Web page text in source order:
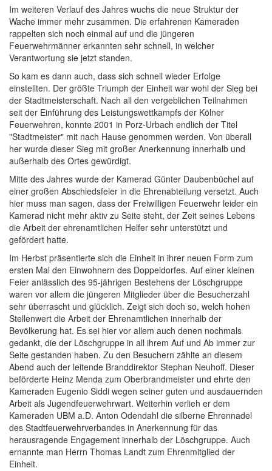
Im weiteren Verlauf des Jahres wuchs die neue Struktur der
Wache immer mehr zusammen. Die erfahrenen Kameraden
rappelten sich noch einmal auf und die jüngeren
Feuerwehrmänner erkannten sehr schnell, in welcher
Verantwortung sie jetzt standen.
So kam es dann auch, dass sich schnell wieder Erfolge
einstellten. Der größte Triumph der Einheit war wohl der Sieg bei
der Stadtmeisterschaft. Nach all den vergeblichen Teilnahmen
seit der Einführung des Leistungswettkampfs der Kölner
Feuerwehren, konnte 2001 in Porz-Urbach endlich der Titel
"Stadtmeister" mit nach Hause genommen werden. Von überall
her wurde dieser Sieg mit großer Anerkennung innerhalb und
außerhalb des Ortes gewürdigt.
Mitte des Jahres wurde der Kamerad Günter Daubenbüchel auf
einer großen Abschiedsfeier in die Ehrenabteilung versetzt. Auch
hier muss man sagen, dass der Freiwilligen Feuerwehr leider ein
Kamerad nicht mehr aktiv zu Seite steht, der Zeit seines Lebens
die Arbeit der ehrenamtlichen Helfer sehr unterstützt und
gefördert hatte.
Im Herbst präsentierte sich die Einheit in ihrer neuen Form zum
ersten Mal den Einwohnern des Doppeldorfes. Auf einer kleinen
Feier anlässlich des 95-jährigen Bestehens der Löschgruppe
waren vor allem die jüngeren Mitglieder über die Besucherzahl
sehr überrascht und glücklich. Zeigt sich doch so, welch hohen
Stellenwert die Arbeit der Ehrenamtlichen innerhalb der
Bevölkerung hat. Es sei hier vor allem auch denen nochmals
gedankt, die der Löschgruppe in all ihrem Auf und Ab immer zur
Seite gestanden haben. Zu den Besuchern zählte an diesem
Abend auch der leitende Branddirektor Stephan Neuhoff. Dieser
beförderte Heinz Menda zum Oberbrandmeister und ehrte den
Kameraden Eugenio Siddi wegen seiner guten und ausdauernden
Arbeit als Jugendfeuerwehrwart. Weiterhin verlieh er dem
Kameraden UBM a.D. Anton Odendahl die silberne Ehrennadel
des Stadtfeuerwehrverbandes in Anerkennung für das
herausragende Engagement innerhalb der Löschgruppe. Auch
ernannte man Herrn Thomas Landt zum Ehrenmitglied der
Einheit.